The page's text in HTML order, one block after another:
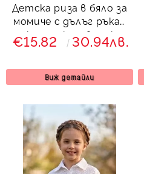
Детска риза в бяло за
момиче с дълъг ръкав
и къдрички с висока
яка
€15.82 30.94лв.
Виж детайли